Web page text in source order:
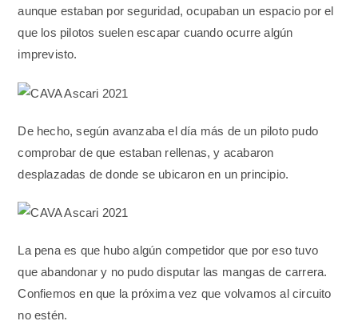
aunque estaban por seguridad, ocupaban un espacio por el
que los pilotos suelen escapar cuando ocurre algún
imprevisto.
De hecho, según avanzaba el día más de un piloto pudo
comprobar de que estaban rellenas, y acabaron
desplazadas de donde se ubicaron en un principio.
La pena es que hubo algún competidor que por eso tuvo
que abandonar y no pudo disputar las mangas de carrera.
Confiemos en que la próxima vez que volvamos al circuito
no estén.